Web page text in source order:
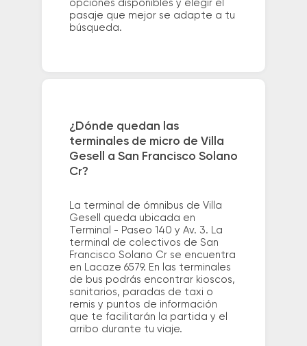
opciones disponibles y elegir el
pasaje que mejor se adapte a tu
búsqueda.
¿Dónde quedan las
terminales de micro de Villa
Gesell a San Francisco Solano
Cr?
La terminal de ómnibus de Villa
Gesell queda ubicada en
Terminal - Paseo 140 y Av. 3. La
terminal de colectivos de San
Francisco Solano Cr se encuentra
en Lacaze 6579. En las terminales
de bus podrás encontrar kioscos,
sanitarios, paradas de taxi o
remis y puntos de información
que te facilitarán la partida y el
arribo durante tu viaje.